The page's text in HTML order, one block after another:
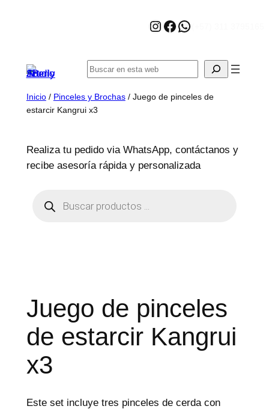
Instagram
Facebook
WhatsApp
Buscar
Inicio/ Pinceles y Brochas/ Juego de pinceles de
estarcir Kangrui x3
Realiza tu pedido via WhatsApp, contáctanos y
recibe asesoría rápida y personalizada
r
d
u
c
t
o
s
Juego de pinceles
de estarcir Kangrui
x3
Este set incluye tres pinceles de cerda con